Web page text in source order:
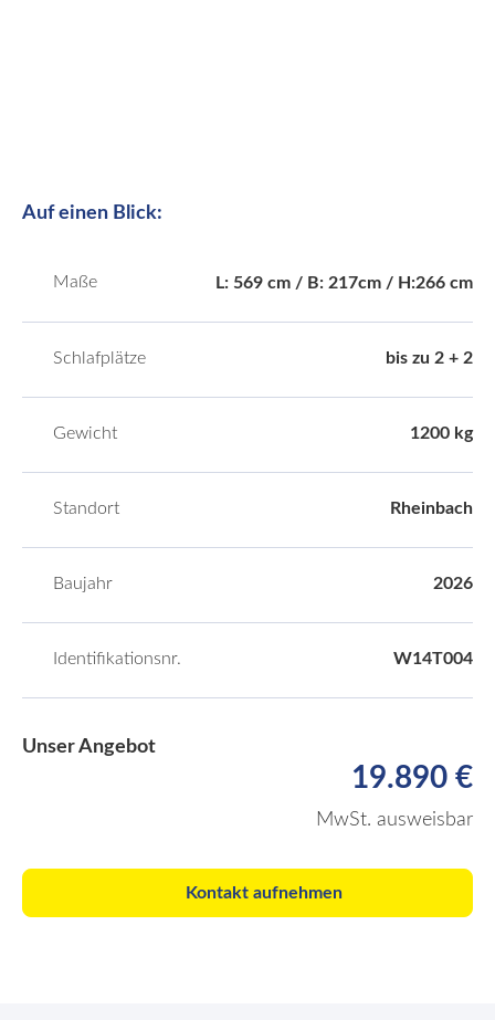
Auf einen Blick:
Maße L: 569 cm / B: 217cm / H:266 cm
Schlafplätze bis zu 2 + 2
Gewicht 1200 kg
Standort Rheinbach
Baujahr 2026
Identifikationsnr. W14T004
Unser Angebot
19.890 €
MwSt. ausweisbar
Kontakt aufnehmen